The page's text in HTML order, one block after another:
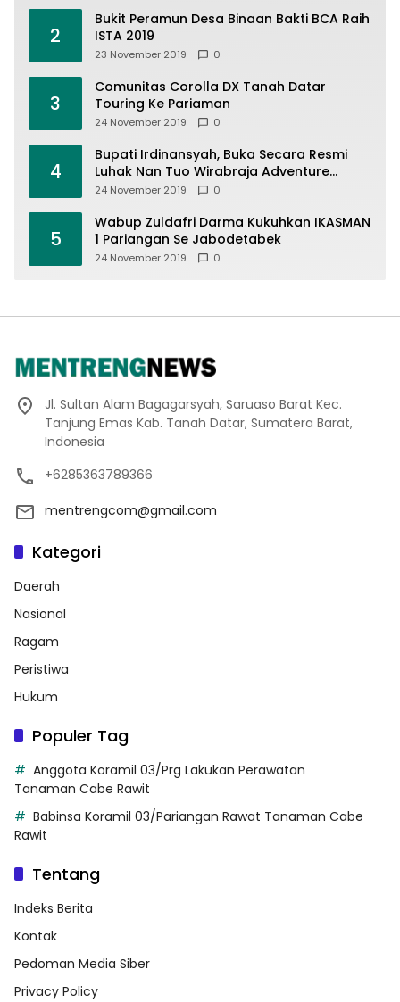
2
Bukit Peramun Desa Binaan Bakti BCA Raih
ISTA 2019
23 November 2019 0
3
Comunitas Corolla DX Tanah Datar
Touring Ke Pariaman
24 November 2019 0
4
Bupati Irdinansyah, Buka Secara Resmi
Luhak Nan Tuo Wirabraja Adventure
Offroad 2019
24 November 2019 0
5
Wabup Zuldafri Darma Kukuhkan IKASMAN
1 Pariangan Se Jabodetabek
24 November 2019 0
Jl. Sultan Alam Bagagarsyah, Saruaso Barat Kec.
Tanjung Emas Kab. Tanah Datar, Sumatera Barat,
Indonesia
+6285363789366
mentrengcom@gmail.com
Kategori
Daerah
Nasional
Ragam
Peristiwa
Hukum
Populer Tag
Anggota Koramil 03/Prg Lakukan Perawatan
Tanaman Cabe Rawit
Babinsa Koramil 03/Pariangan Rawat Tanaman Cabe
Rawit
Tentang
Indeks Berita
Kontak
Pedoman Media Siber
Privacy Policy